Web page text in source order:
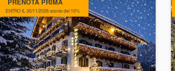
Pensione completa
Mezza pensione
PRENOTA PRIMA
ENTRO IL 30/11/2026 sconto del 10%